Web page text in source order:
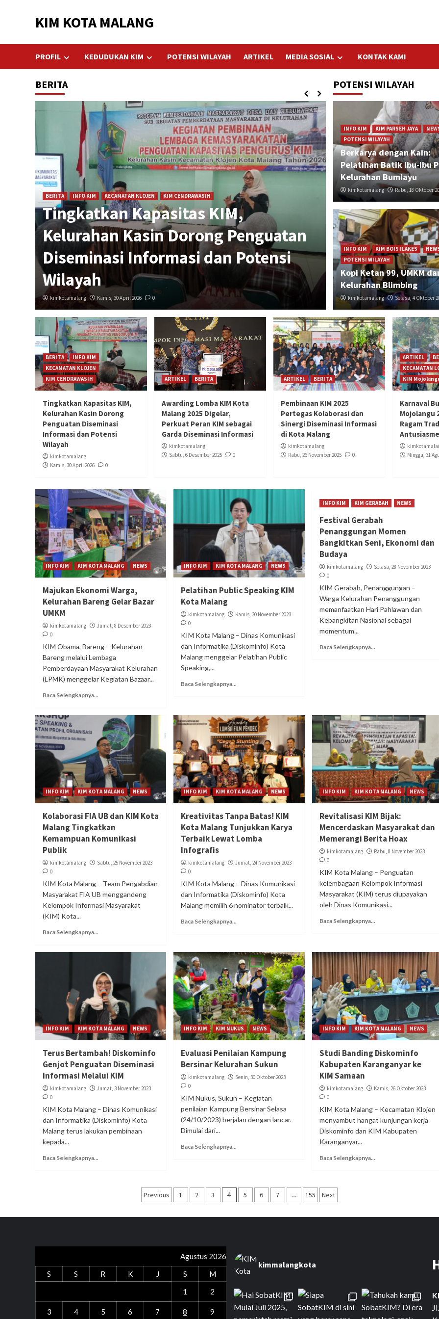
KIM KOTA MALANG
PROFIL KEDUDUKAN KIM POTENSI WILAYAH ARTIKEL MEDIA SOSIAL KONTAK KAMI
BERITA
BERITA INFO KIM KECAMATAN KLOJEN KIM CENDRAWASIH
Tingkatkan Kapasitas KIM,
Kelurahan Kasin Dorong Penguatan
Diseminasi Informasi dan Potensi
Wilayah
kimkotamalang Kamis, 30 April 2026 0
ARTIKEL BERITA
Awarding
2025 Digelar,
sebagai
kimkotamalang Sabtu, 6 Desember
POTENSI WILAYAH
INFO KIM KIM PARSEH JAYA
POTENSI WILAYAH
Berkarya dengan Kain:
Pelatihan Batik Ibu-ibu
Kelurahan Bumiayu
kimkotamalang Rabu, 18 Oktober
INFO KIM KIM BOIS ILAKES
POTENSI WILAYAH
Kopi Ketan 99, UMKM
Kelurahan Blimbing
kimkotamalang Selasa, 4 Oktober
BERITA
INFO KIM
KECAMATAN KLOJEN
KIM CENDRAWASIH
Tingkatkan Kapasitas KIM,
Kelurahan Kasin Dorong
Penguatan Diseminasi
Informasi dan Potensi
Wilayah
kimkotamalang
Kamis, 30 April 2026
0
ARTIKEL BERITA
Awarding Lomba KIM Kota
Malang 2025 Digelar,
Perkuat Peran KIM sebagai
Garda Diseminasi Informasi
kimkotamalang
Sabtu, 6 Desember 2025
0
ARTIKEL BERITA
Pembinaan KIM 2025
Pertegas Kolaborasi dan
Sinergi Diseminasi Informasi
di Kota Malang
kimkotamalang
Rabu, 26 November 2025
0
ARTIKEL
KECAMATAN
KIM
Karnaval
Mojolangu
Ragam
Minggu, 31
INFO KIM KIM KOTA MALANG NEWS
Majukan Ekonomi Warga,
Kelurahan Bareng Gelar Bazar
UMKM
kimkotamalang
Jumat, 8 Desember 2023
0
KIM Obama, Bareng – Kelurahan
Bareng melalui Lembaga
Pemberdayaan Masyarakat Kelurahan
(LPMK) menggelar Kegiatan Bazaar...
Baca Selengkapnya...
INFO KIM KIM KOTA MALANG NEWS
Pelatihan Public Speaking KIM
Kota Malang
kimkotamalang
Kamis, 30 November 2023
0
KIM Kota Malang – Dinas Komunikasi
dan Informatika (Diskominfo) Kota
Malang menggelar Pelatihan Public
Speaking,...
Baca Selengkapnya...
INFO KIM KIM GERABAH NEWS
Festival Gerabah
Penanggungan Momen
Bangkitkan Seni, Ekonomi dan
Budaya
kimkotamalang
Selasa, 28 November 2023
0
KIM Gerabah, Penanggungan –
Warga Kelurahan Penanggungan
memanfaatkan Hari Pahlawan dan
Kebangkitan Nasional sebagai
momentum...
Baca Selengkapnya...
INFO KIM KIM KOTA MALANG NEWS
Kolaborasi FIA UB dan KIM Kota
Malang Tingkatkan
Kemampuan Komunikasi
Publik
kimkotamalang
Sabtu, 25 November 2023
0
KIM Kota Malang – Team Pengabdian
Masyarakat FIA UB menggandeng
Kelompok Informasi Masyarakat
(KIM) Kota...
Baca Selengkapnya...
INFO KIM KIM KOTA MALANG NEWS
Kreativitas Tanpa Batas! KIM
Kota Malang Tunjukkan Karya
Terbaik Lewat Lomba
Infografis
kimkotamalang
Jumat, 24 November 2023
0
KIM Kota Malang – Dinas Komunikasi
dan Informatika (Diskominfo) Kota
Malang memilih 6 nominator terbaik...
Baca Selengkapnya...
INFO KIM KIM KOTA MALANG NEWS
Revitalisasi KIM Bijak:
Mencerdaskan Masyarakat dan
Memerangi Berita Hoax
kimkotamalang
Rabu, 8 November 2023
0
KIM Kota Malang – Penguatan
kelembagaan Kelompok Informasi
Masyarakat (KIM) terus diupayakan
oleh Dinas Komunikasi...
Baca Selengkapnya...
INFO KIM KIM KOTA MALANG NEWS
Terus Bertambah! Diskominfo
Genjot Penguatan Diseminasi
Informasi Melalui KIM
kimkotamalang
Jumat, 3 November 2023
0
KIM Kota Malang – Dinas Komunikasi
dan Informatika (Diskominfo) Kota
Malang terus lakukan pembinaan
kepada...
Baca Selengkapnya...
INFO KIM KIM NUKUS NEWS
Evaluasi Penilaian Kampung
Bersinar Kelurahan Sukun
kimkotamalang
Senin, 30 Oktober 2023
0
KIM Nukus, Sukun – Kegiatan
penilaian Kampung Bersinar Selasa
(24/10/2023) berjalan dengan lancar.
Dimulai dari...
Baca Selengkapnya...
INFO KIM KIM KOTA MALANG NEWS
Studi Banding Diskominfo
Kabupaten Karanganyar ke
KIM Samaan
kimkotamalang
Kamis, 26 Oktober 2023
0
KIM Kota Malang – Kecamatan Klojen
menyambut hangat kunjungan kerja
Diskominfo dan KIM Kabupaten
Karanganyar...
Baca Selengkapnya...
Navigasi
Previous 1 2 3 4 5 6 7 … 155 Next
Agustus 2026
S
S R K J S
M
1
2
3 4 5 6 7 8 9
kimmalangkota